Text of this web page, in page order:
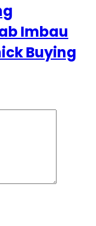
Imbau
Buying